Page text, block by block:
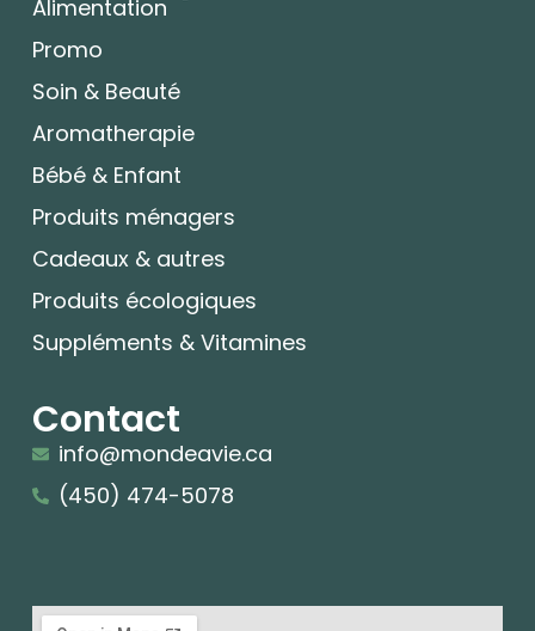
Alimentation
Promo
Soin & Beauté
Aromatherapie
Bébé & Enfant
Produits ménagers
Cadeaux & autres
Produits écologiques
Suppléments & Vitamines
Contact
info@mondeavie.ca
(450) 474-5078